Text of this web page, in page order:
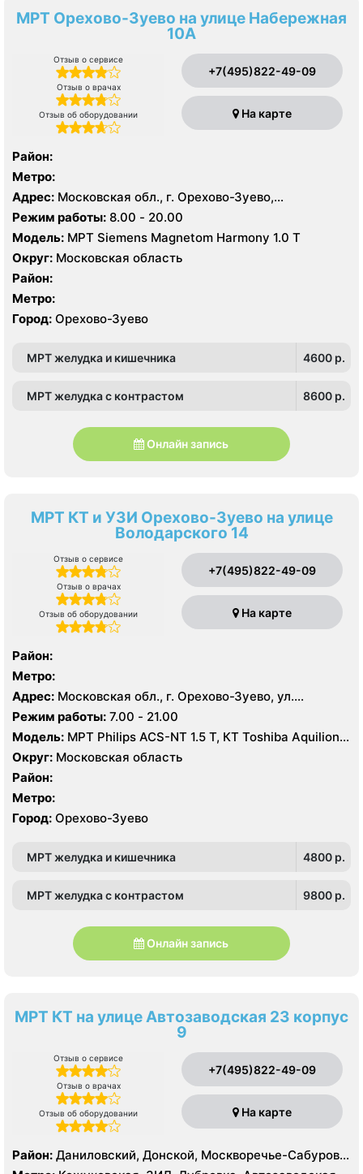
МРТ Орехово-Зуево на улице Набережная
10А
Отзыв о сервисе
Отзыв о врачах
Отзыв об оборудовании
+7(495)822-49-09
На карте
Район:
Метро:
Адрес: Московская обл., г. Орехово-Зуево,
Набережная ул., 10А
Режим работы: 8.00 - 20.00
Модель: МРТ Siemens Magnetom Harmony 1.0 Т
Округ: Московская область
Район:
Метро:
Город: Орехово-Зуево
МРТ желудка и кишечника 4600 p.
МРТ желудка с контрастом 8600 p.
Онлайн запись
МРТ КТ и УЗИ Орехово-Зуево на улице
Володарского 14
Отзыв о сервисе
Отзыв о врачах
Отзыв об оборудовании
+7(495)822-49-09
На карте
Район:
Метро:
Адрес: Московская обл., г. Орехово-Зуево, ул.
Володарского, 14
Режим работы: 7.00 - 21.00
Модель: МРТ Philips ACS-NT 1.5 Т, КТ Toshiba Aquilion
64 среза, УЗИ
Округ: Московская область
Район:
Метро:
Город: Орехово-Зуево
МРТ желудка и кишечника 4800 p.
МРТ желудка с контрастом 9800 p.
Онлайн запись
МРТ КТ на улице Автозаводская 23 корпус
9
Отзыв о сервисе
Отзыв о врачах
Отзыв об оборудовании
+7(495)822-49-09
На карте
Район: Даниловский, Донской, Москворечье-Сабурово,
Нагатино-Садовники, Нагатинский Затон, Нагорный